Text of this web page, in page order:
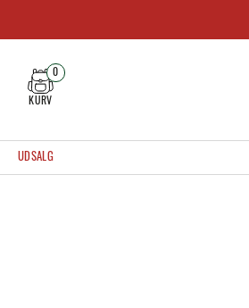
KURV
0
UDSALG